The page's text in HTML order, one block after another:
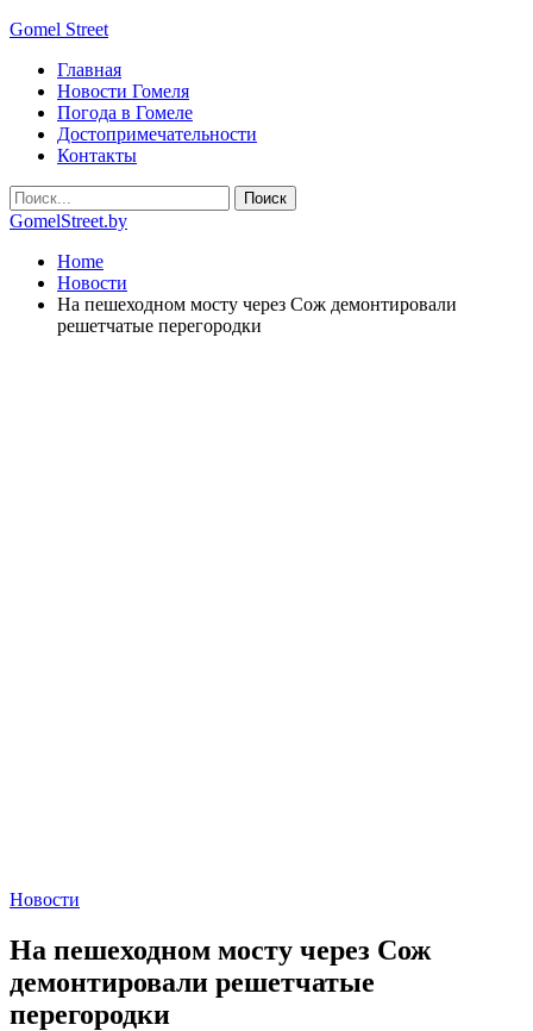
Gomel Street
Главная
Новости Гомеля
Погода в Гомеле
Достопримечательности
Контакты
GomelStreet.by
Home
Новости
На пешеходном мосту через Сож демонтировали
решетчатые перегородки
Новости
На пешеходном мосту через Сож
демонтировали решетчатые
перегородки